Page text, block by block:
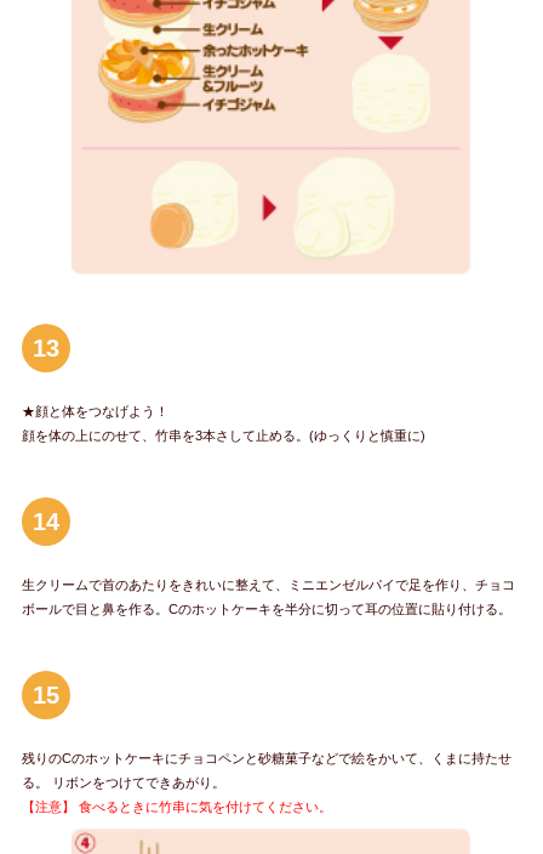
13
★顔と体をつなげよう！
顔を体の上にのせて、竹串を3本さして止める。(ゆっくりと慎重に)
14
生クリームで首のあたりをきれいに整えて、ミニエンゼルパイで足を作り、チョコ
ボールで目と鼻を作る。Cのホットケーキを半分に切って耳の位置に貼り付ける。
15
残りのCのホットケーキにチョコペンと砂糖菓子などで絵をかいて、くまに持たせ
る。 リボンをつけてできあがり。
【注意】 食べるときに竹串に気を付けてください。